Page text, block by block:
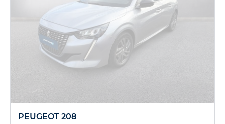
PEUGEOT 208